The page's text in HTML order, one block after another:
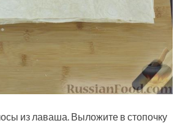
из лаваша. Выложите в стопочку